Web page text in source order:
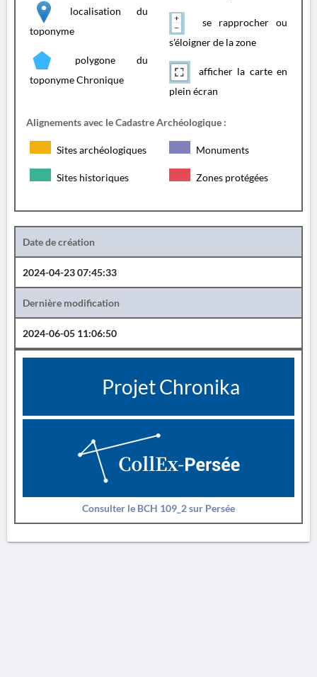
localisation du
toponyme
polygone du
toponyme Chronique
se rapprocher ou
s'éloigner de la zone
afficher la carte en
plein écran
Alignements avec le Cadastre Archéologique :
Sites archéologiques Monuments
Sites historiques Zones protégées
Date de création
2024-04-23 07:45:33
Dernière modification
2024-06-05 11:06:50
Projet Chronika
Consulter le BCH 109_2 sur Persée